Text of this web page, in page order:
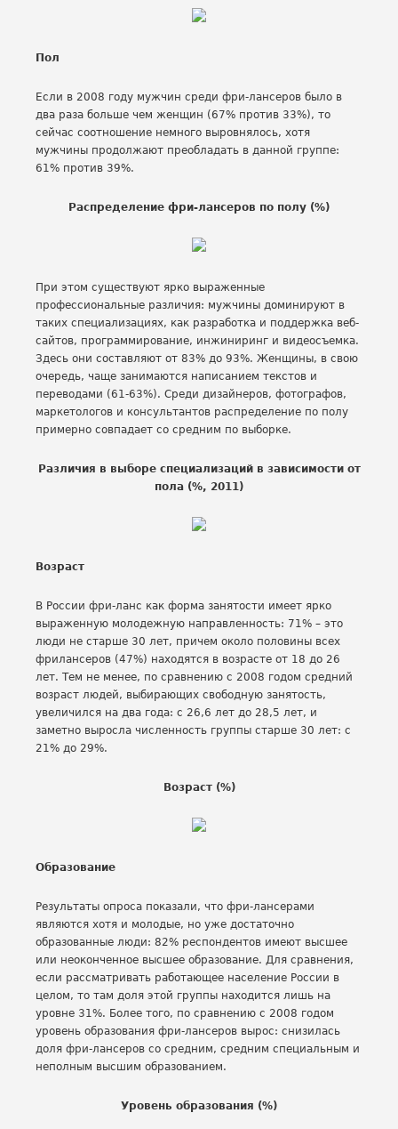
Пол
Если в 2008 году мужчин среди фри-лансеров было в
два раза больше чем женщин (67% против 33%), то
сейчас соотношение немного выровнялось, хотя
мужчины продолжают преобладать в данной группе:
61% против 39%.
Распределение фри-лансеров по полу (%)
При этом существуют ярко выраженные
профессиональные различия: мужчины доминируют в
таких специализациях, как разработка и поддержка веб-
сайтов, программирование, инжиниринг и видеосъемка.
Здесь они составляют от 83% до 93%. Женщины, в свою
очередь, чаще занимаются написанием текстов и
переводами (61-63%). Среди дизайнеров, фотографов,
маркетологов и консультантов распределение по полу
примерно совпадает со средним по выборке.
Различия в выборе специализаций в зависимости от
пола (%, 2011)
Возраст
В России фри-ланс как форма занятости имеет ярко
выраженную молодежную направленность: 71% – это
люди не старше 30 лет, причем около половины всех
фрилансеров (47%) находятся в возрасте от 18 до 26
лет. Тем не менее, по сравнению с 2008 годом средний
возраст людей, выбирающих свободную занятость,
увеличился на два года: с 26,6 лет до 28,5 лет, и
заметно выросла численность группы старше 30 лет: с
21% до 29%.
Возраст (%)
Образование
Результаты опроса показали, что фри-лансерами
являются хотя и молодые, но уже достаточно
образованные люди: 82% респондентов имеют высшее
или неоконченное высшее образование. Для сравнения,
если рассматривать работающее население России в
целом, то там доля этой группы находится лишь на
уровне 31%. Более того, по сравнению с 2008 годом
уровень образования фри-лансеров вырос: снизилась
доля фри-лансеров со средним, средним специальным и
неполным высшим образованием.
Уровень образования (%)